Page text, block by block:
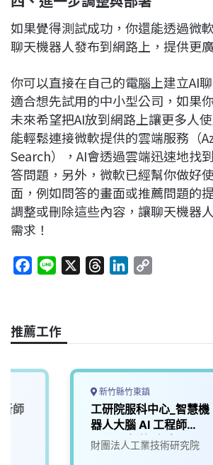
如果覺得測試成功，你還能透過微
聊天機器人發布到網路上，提供更
你可以直接在自己的電腦上建立AI
適合想先試用的中小型公司，如果
未來希望把AI放到網路上讓更多人
能輕鬆連接微軟提供的雲端服務（
Search），AI會透過雲端迅速地找
答問題，另外，微軟已經幫你做好
面，例如問答的畫面或推薦問題的
調整或刪除這些內容，讓聊天機器
需求！
e
b
o
a
s
e
I
n
L
n
推薦工作
師
新竹縣竹東鎮
工研院服科中心_智慧機
器人大腦 AI 工程師
(A000新竹/台南)
財團法人工業技術研究院